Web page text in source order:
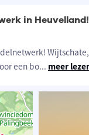
in Heuvelland!
een bo... meer